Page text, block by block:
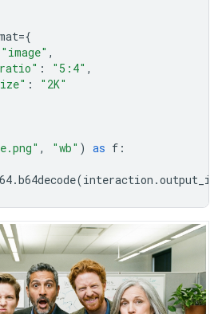
={
"image" ,
: "5:4" ,
:
"2K"
, "wb" ) as f :
.b64decode(interaction .